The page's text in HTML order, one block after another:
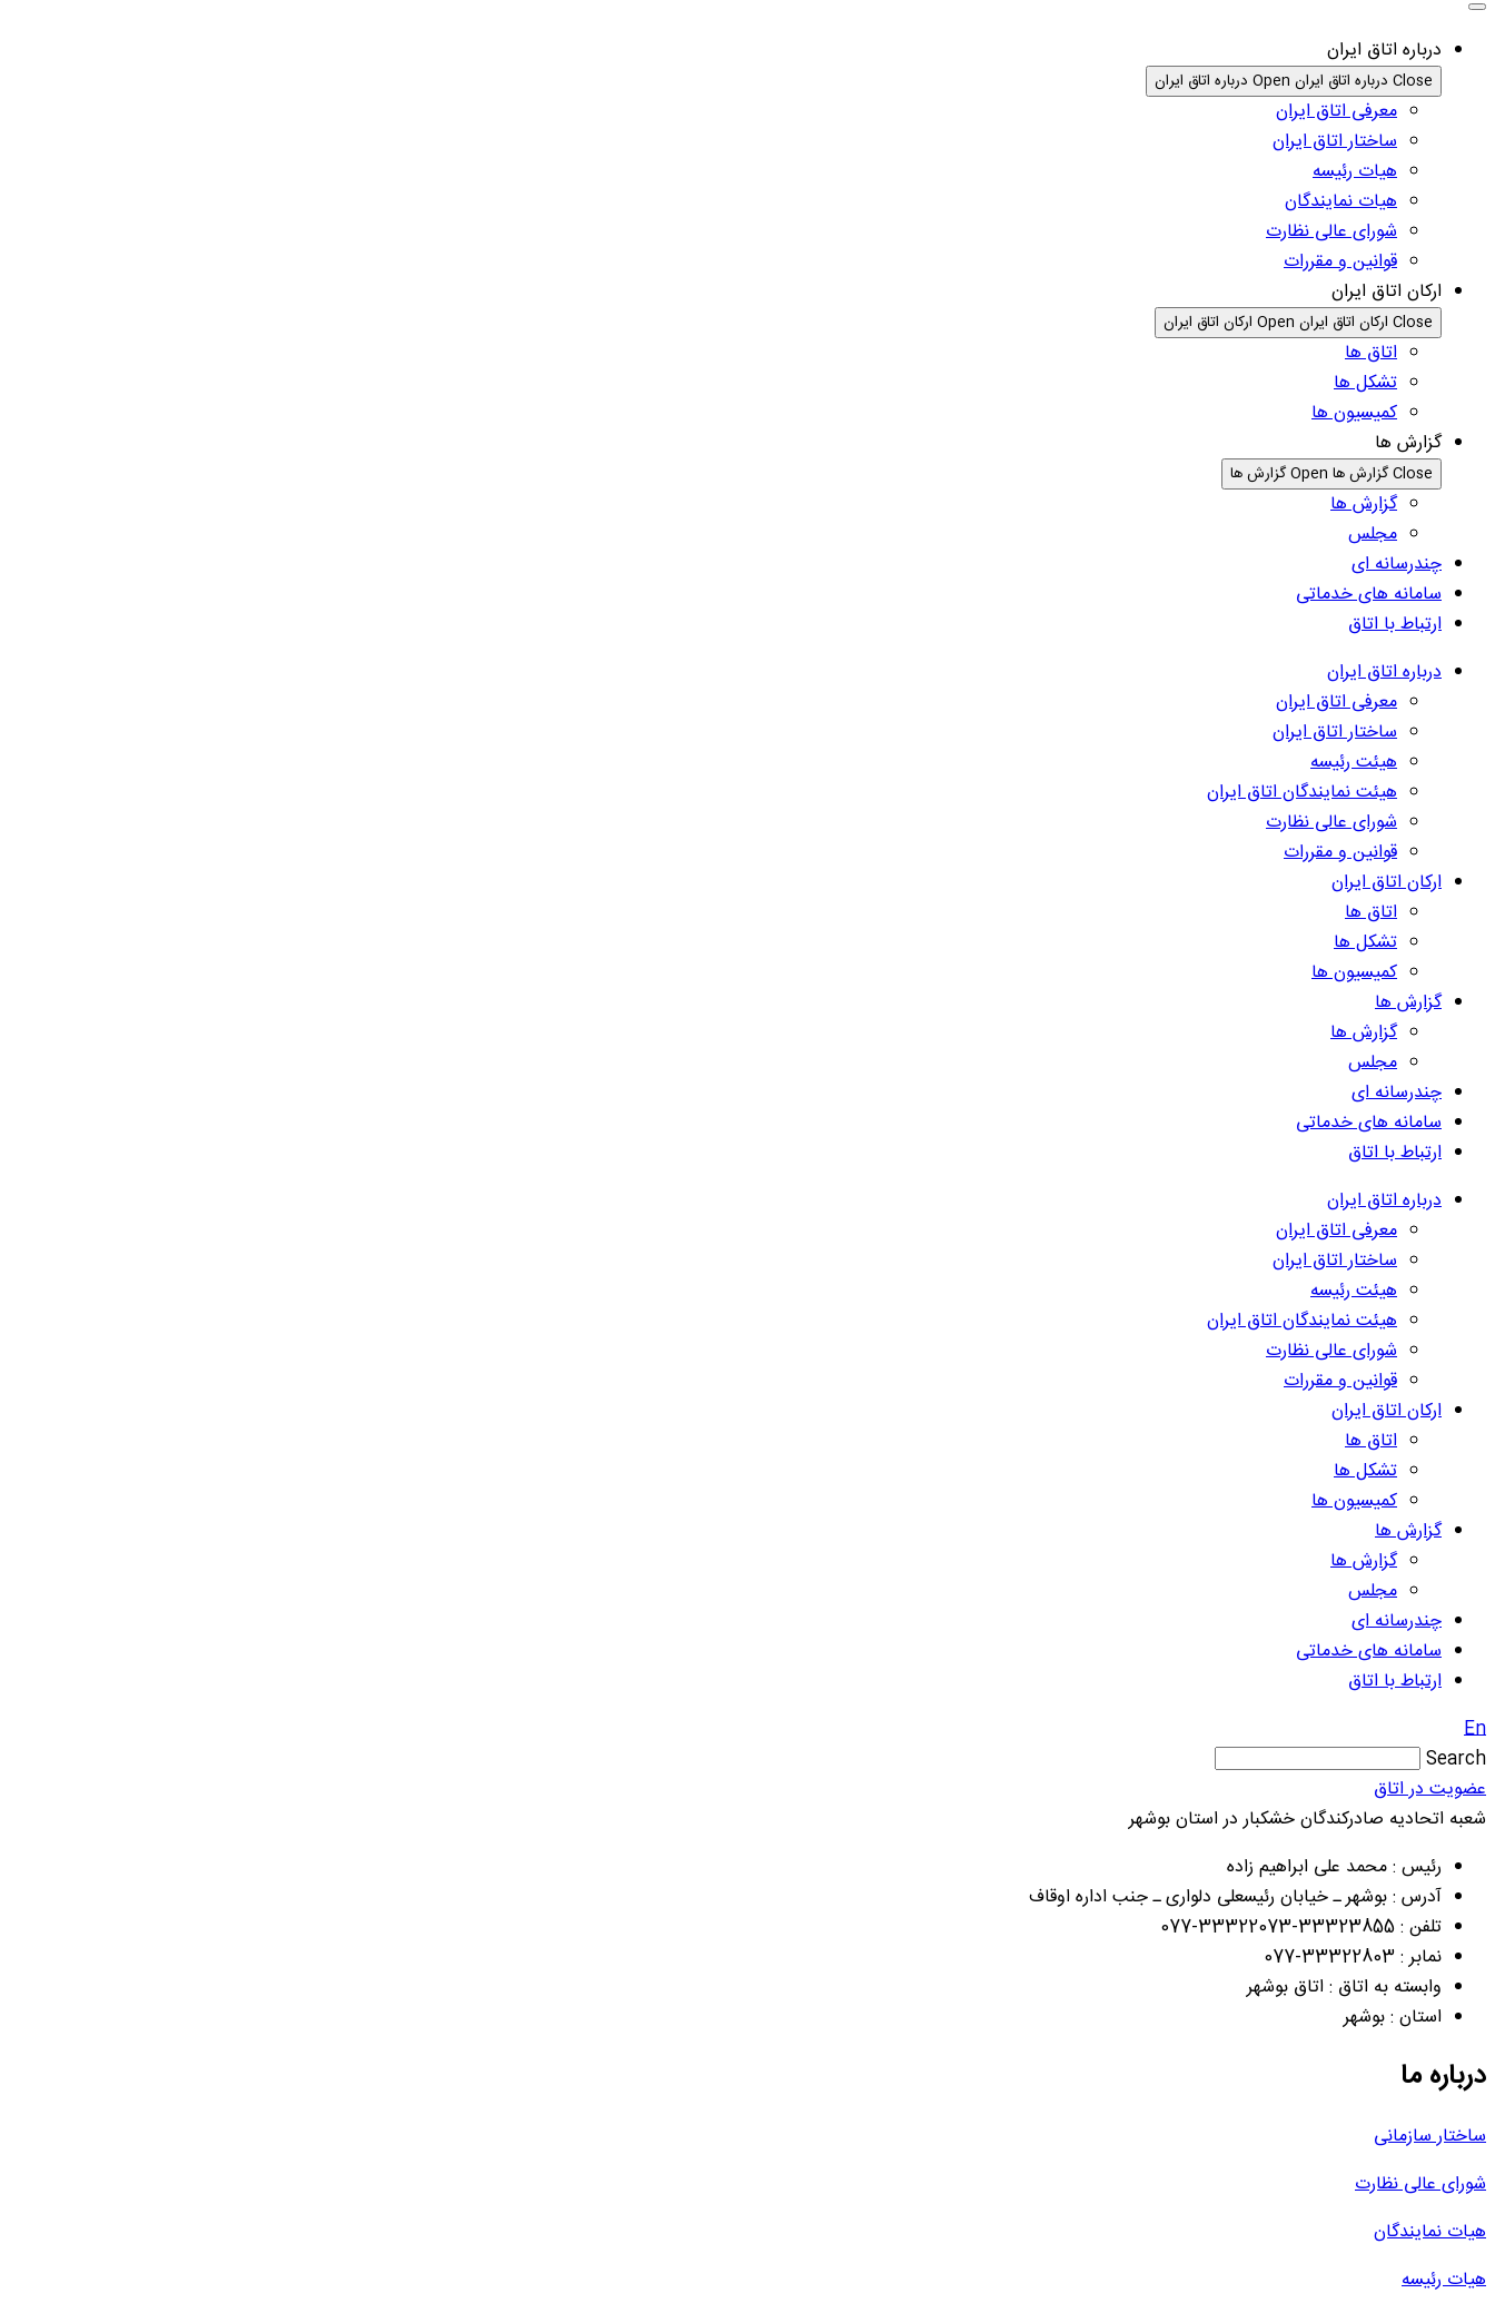
درباره اتاق ایران
Close درباره اتاق ایران Open درباره اتاق ایران
معرفی اتاق ایران
ساختار اتاق ایران
هیات رئیسه
هیات نمایندگان
شورای عالی نظارت
قوانین و مقررات
ارکان اتاق ایران
Close ارکان اتاق ایران Open ارکان اتاق ایران
اتاق ها
تشکل ها
کمیسیون ها
گزارش ها
Close گزارش ها Open گزارش ها
گزارش ها
مجلس
چندرسانه ای
سامانه های خدماتی
ارتباط با اتاق
درباره اتاق ایران
معرفی اتاق ایران
ساختار اتاق ایران
هیئت رئیسه
هیئت نمایندگان اتاق ایران
شورای عالی نظارت
قوانین و مقررات
ارکان اتاق ایران
اتاق ها
تشکل ها
کمیسیون ها
گزارش ها
گزارش ها
مجلس
چندرسانه ای
سامانه های خدماتی
ارتباط با اتاق
درباره اتاق ایران
معرفی اتاق ایران
ساختار اتاق ایران
هیئت رئیسه
هیئت نمایندگان اتاق ایران
شورای عالی نظارت
قوانین و مقررات
ارکان اتاق ایران
اتاق ها
تشکل ها
کمیسیون ها
گزارش ها
گزارش ها
مجلس
چندرسانه ای
سامانه های خدماتی
ارتباط با اتاق
En
Search
عضویت در اتاق
شعبه اتحادیه صادرکندگان خشکبار در استان بوشهر
رئیس : محمد علی ابراهیم زاده
آدرس : بوشهر ـ خیابان رئیسعلی دلواری ـ جنب اداره اوقاف
تلفن : 33323855-33322073-077
نمابر : 33322803-077
وابسته به اتاق : اتاق بوشهر
استان : بوشهر
درباره ما
ساختار سازمانی
شورای عالی نظارت
هیات نمایندگان
هیات رئیسه